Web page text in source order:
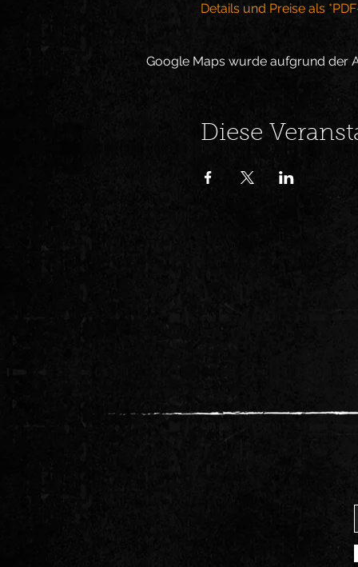
Details und Preise als
Google Maps wurde aufgrund der
Diese